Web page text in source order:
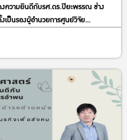
งความยินดีกับรศ.ดร.ปิยะพรรณ ช่าง
เป็นรองผู้อำนวยการศูนย์วิจัย
นาคุณภาพ